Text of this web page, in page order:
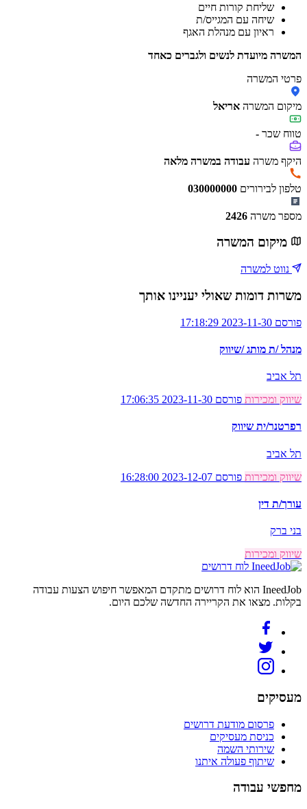
שליחת קורות חיים
שיחה עם המגייס/ת
ראיון עם מנהלת האגף
המשרה מיועדת לנשים ולגברים כאחד
פרטי המשרה
מיקום המשרה אריאל
טווח שכר -
היקף משרה עבודה במשרה מלאה
טלפון לבירורים 030000000
מספר משרה 2426
מיקום המשרה
נווט למשרה
משרות דומות שאולי יעניינו אותך
פורסם 2023-11-30 17:18:29
מנהל /ת מותג /שיווק
תל אביב
שיווק ומכירות פורסם 2023-11-30 17:06:35
רפרטנר/ית שיווק
תל אביב
שיווק ומכירות פורסם 2023-12-07 16:28:00
עורך/ת דין
בני ברק
שיווק ומכירות
לוח דרושים
IneedJob הוא לוח דרושים מתקדם המאפשר חיפוש הצעות עבודה
בקלות. מצאו את הקריירה החדשה שלכם היום.
מעסיקים
פרסום מודעת דרושים
כניסת מעסיקים
שירותי השמה
שיתוף פעולה איתנו
מחפשי עבודה